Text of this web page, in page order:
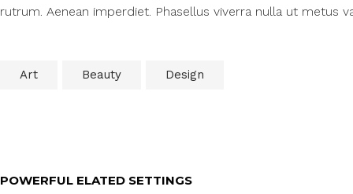
rutrum. Aenean imperdiet. Phasellus viverra nulla ut metus
Art Beauty Design
POWERFUL ELATED SETTINGS